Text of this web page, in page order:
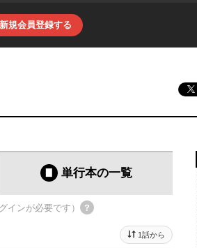
新規会員登録する
単行本の一覧
インが必要です）
1話から